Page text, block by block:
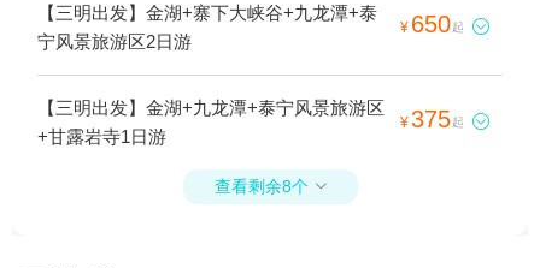
【三明出发】金湖+寨下大峡谷+九龙潭+泰
宁风景旅游区2日游
¥ 650起 
【三明出发】金湖+九龙潭+泰宁风景旅游区
+甘露岩寺1日游
¥375起 
查看剩余8个 